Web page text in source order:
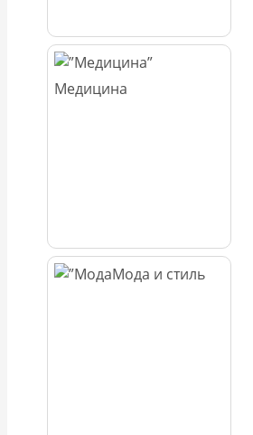
Медицина
Мода и стиль